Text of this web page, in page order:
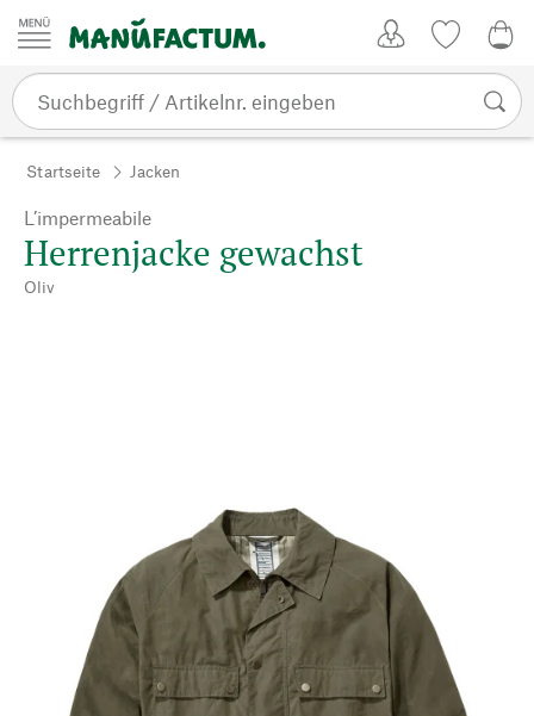
Zum Inhalt springen
Startseite Jacken
L’impermeabile
Herrenjacke gewachst
Oliv